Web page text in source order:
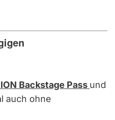
Backstage Pass und
auch ohne